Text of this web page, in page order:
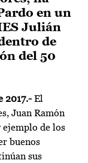
en un
Julián
de
del 50
2017.- El
Juan Ramón
ejemplo de los
buenos
sus